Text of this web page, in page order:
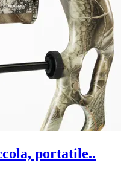
portatile..